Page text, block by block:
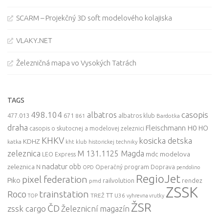
SCARM – Projekčný 3D soft modelového kolajiska
VLAKY.NET
Železničná mapa vo Vysokých Tatrách
TAGS
477.013 498.104 671 861 albatros albatros klub Bardotka casopis
draha casopis o skutocnej a modelovej zeleznici Fleischmann H0 HO
katka KDHZ KHKV kht klub historickej techniky kosicka detska
zeleznica LEO Express M 131.1125 Magda mdc modelova
zeleznica N nadatur obb OPD Operačný program Doprava pendolino
Piko pixel federation pmd railvolution RegioJet rendez
Roco TOP trainstation TREŽ TT U36 vyhrevna vrutky ZSSK
zssk cargo ČD Železnicní magazín ŽSR